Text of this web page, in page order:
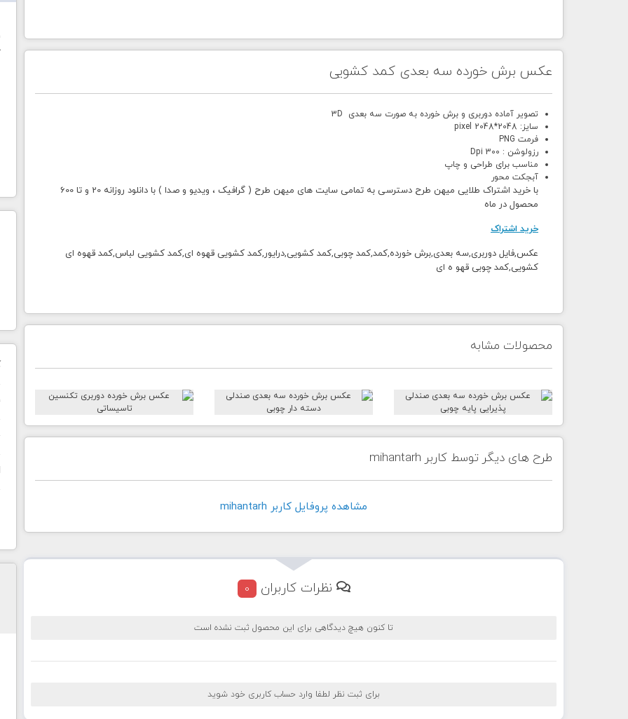
عکس برش خورده سه بعدی کمد کشویی
تصویر آماده دوربری و برش خورده به صورت سه بعدی 3D
سایز: 2048*2048 pixel
فرمت PNG
رزولوشن : 300 Dpi
مناسب برای طراحی و چاپ
آبجکت محور
با خرید اشتراک طلایی میهن طرح دسترسی به تمامی سایت های میهن طرح ( گرافیک ، ویدیو و صدا ) با دانلود روزانه 20 و تا 600
محصول در ماه
خرید اشتراک
عکس,فایل دوربری,سه بعدی,برش خورده,کمد,کمد چوبی,کمد کشویی,درایور,کمد کشویی قهوه ای,کمد کشویی لباس,کمد قهوه ای
کشویی,کمد چوبی قهو ه ای
محصولات مشابه
طرح های دیگر توسط کاربر mihantarh
مشاهده پروفايل کاربر mihantarh
نظرات کاربران 0
تا کنون هیچ دیدگاهی برای این محصول ثبت نشده است
برای ثبت نظر لطفا وارد حساب کاربری خود شوید